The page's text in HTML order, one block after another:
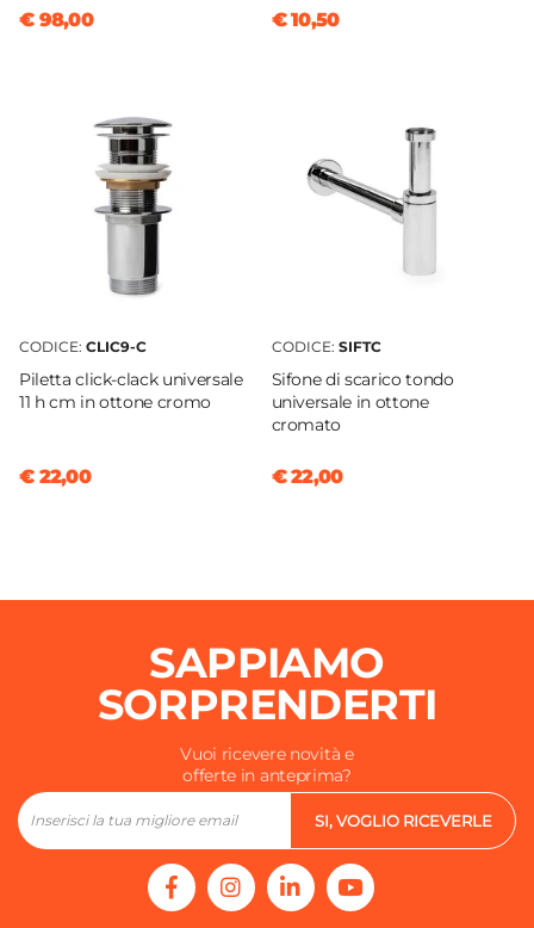
€ 98,00 € 10,50
CODICE: CLIC9-C
Piletta click-clack universale
11 h cm in ottone cromo
€ 22,00
CODICE: SIFTC
Sifone di scarico tondo
universale in ottone
cromato
€ 22,00
SAPPIAMO
SORPRENDERTI
Vuoi ricevere novità e
offerte in anteprima?
SI, VOGLIO RICEVERLE